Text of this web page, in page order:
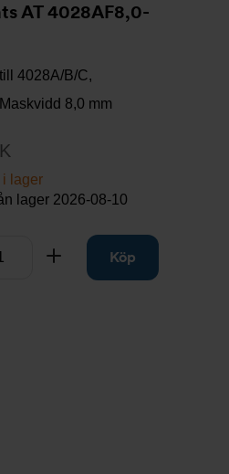
AT 4028AF8,0-
4028A/B/C,
8,0 mm
i lager
lager 2026-08-10
Lägg tillKöp